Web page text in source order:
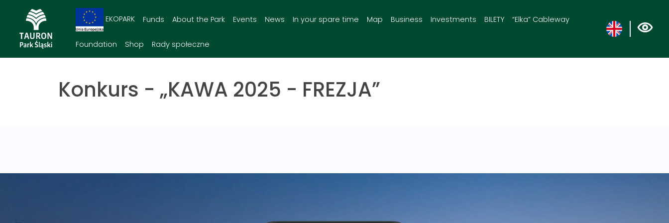
EKOPARK Funds About the Park Events News In your spare time Map Business Investments BILETY “Elka” Cableway
Foundation Shop Rady społeczne
Konkurs - „KAWA 2025 - FREZJA”